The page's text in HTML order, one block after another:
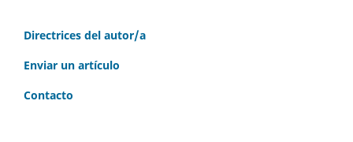
Directrices del autor/a
Enviar un artículo
Contacto